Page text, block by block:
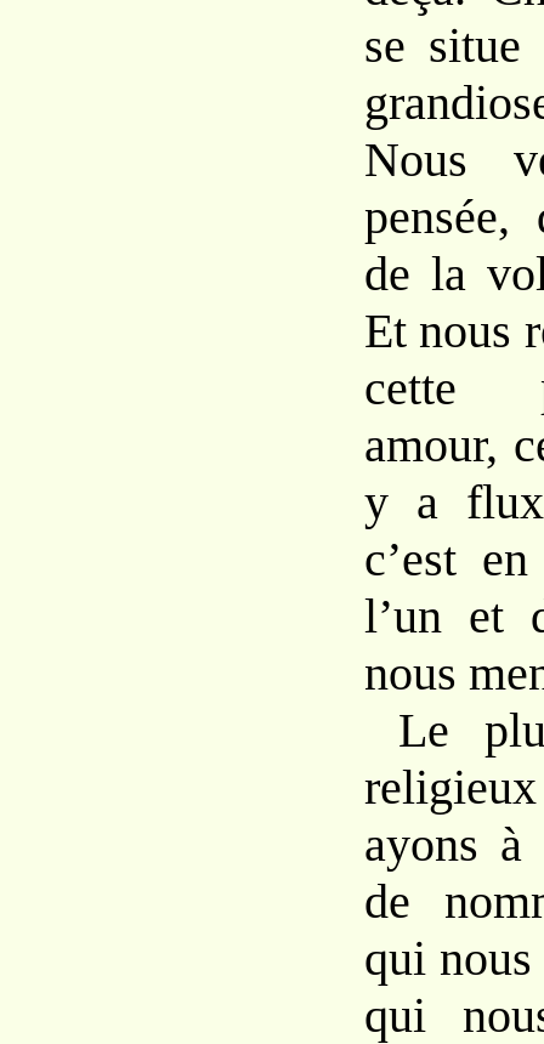
se situe
Nous
pensée,
de la
Et nous
cette
amour,
y a
c’est
l’un et
nous
Le
ayons
de
qui
qui